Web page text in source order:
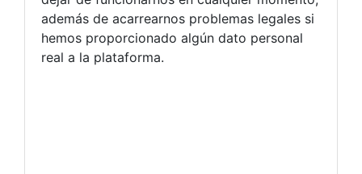
además de acarrearnos problemas legales si
hemos proporcionado algún dato personal
real a la plataforma.